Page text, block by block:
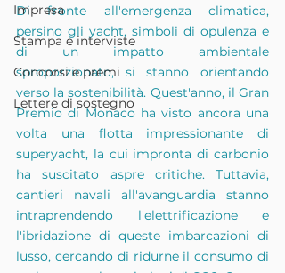
Impresa
Stampa e interviste
Concorsi e premi
Lettere di sostegno
Di fronte all'emergenza climatica,
persino gli yacht, simboli di opulenza e
di un impatto ambientale
sproporzionato, si stanno orientando
verso la sostenibilità. Quest'anno, il Gran
Premio di Monaco ha visto ancora una
volta una flotta impressionante di
superyacht, la cui impronta di carbonio
ha suscitato aspre critiche. Tuttavia,
cantieri navali all'avanguardia stanno
intraprendendo l'elettrificazione e
l'ibridazione di queste imbarcazioni di
lusso, cercando di ridurne il consumo di